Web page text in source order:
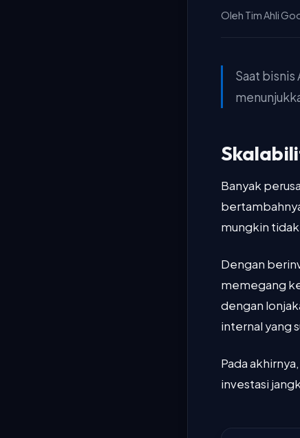
Oleh Tim Ahli
Saat
Banyak
mungkin
Dengan
memegang
dengan
internal yang
Pada
investasi